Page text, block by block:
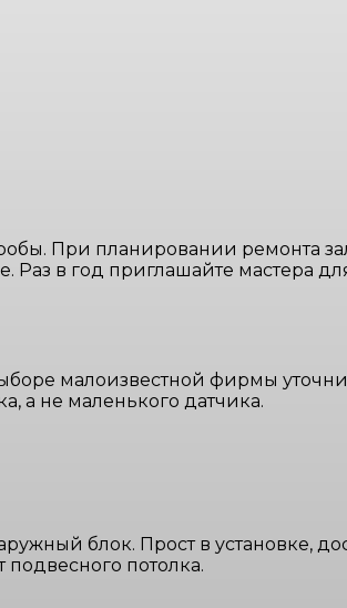
При планировании ремонта
в год приглашайте мастера
малоизвестной фирмы
а не маленького датчика.
блок. Прост в установке,
потолка.